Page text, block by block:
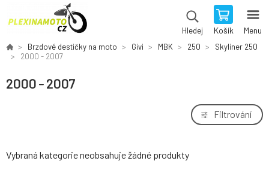
Hledej Košík Menu
Brzdové destičky na moto Givi MBK 250
Skyliner 250
2000 - 2007
2000 - 2007
Filtrování
Vybraná kategorie neobsahuje žádné produkty